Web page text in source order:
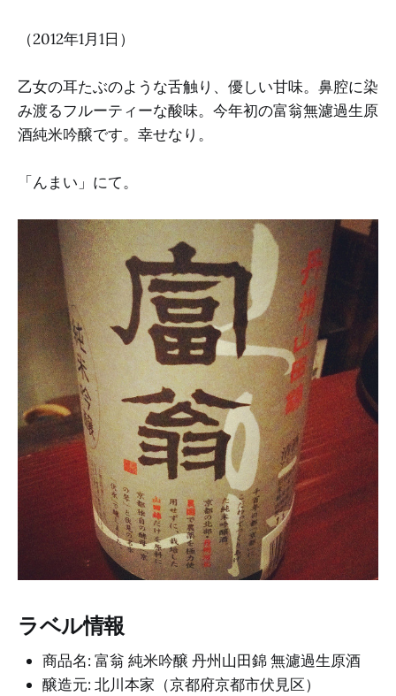
（2012年1月1日）
乙女の耳たぶのような舌触り、優しい甘味。鼻腔に染
み渡るフルーティーな酸味。今年初の富翁無濾過生原
酒純米吟醸です。幸せなり。
「んまい」にて。
ラベル情報
商品名: 富翁 純米吟醸 丹州山田錦 無濾過生原酒
醸造元: 北川本家（京都府京都市伏見区）